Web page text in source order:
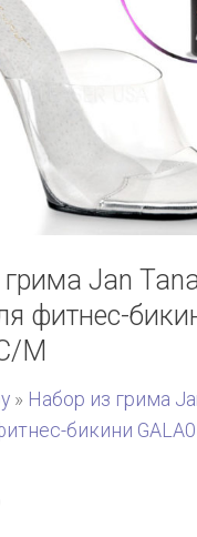
Jan
фитнес-
M
» Набор из грима
бикини